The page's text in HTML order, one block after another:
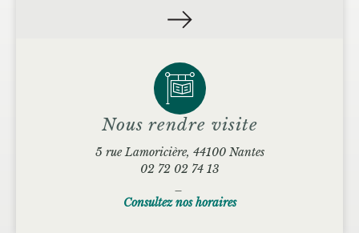
Nous rendre visite
5 rue Lamoricière, 44100 Nantes
02 72 02 74 13
Consultez nos horaires